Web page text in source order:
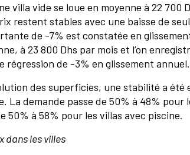
villa vide se loue en moyenne à 22 700
restent stables avec une baisse de
de -7% est constatée en
à 23 800 Dhs par mois et l’on
régression de -3% en glissement annuel.
des superficies, une stabilité a
La demande passe de 50% à 48% pour
50% à 58% pour les villas avec piscine.
dans les villes